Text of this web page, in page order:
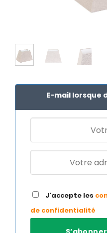
E-mail lorsque
J'accepte les
de confidentialité